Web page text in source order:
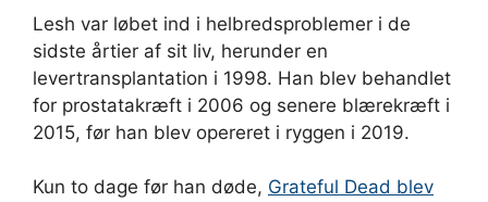
Lesh var løbet ind i helbredsproblemer i de
sidste årtier af sit liv, herunder en
levertransplantation i 1998. Han blev behandlet
for prostatakræft i 2006 og senere blærekræft i
2015, før han blev opereret i ryggen i 2019.
Kun to dage før han døde, Grateful Dead blev